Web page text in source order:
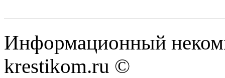
Информационный
krestikom.ru ©